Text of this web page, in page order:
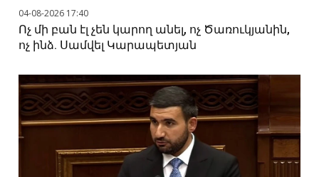
04-08-2026 17:40
Ոչ մի բան էլ չեն կարող անել, ոչ Ծառուկյանին,
ոչ ինձ. Սամվել Կարապետյան